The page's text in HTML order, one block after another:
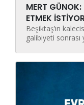
MERT
ETMEK
Beşiktaş’ın
galibiyeti sonrası